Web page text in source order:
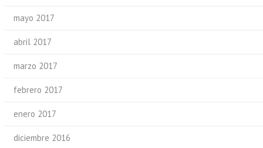
mayo 2017
abril 2017
marzo 2017
febrero 2017
enero 2017
diciembre 2016